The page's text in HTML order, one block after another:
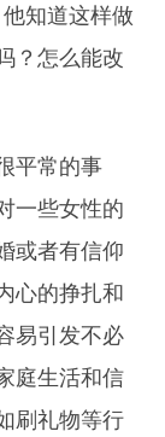
知道这样做
？怎么能改
平常的事
一些女性的
或者有信仰
心的挣扎和
易引发不必
庭生活和信
刷礼物等行